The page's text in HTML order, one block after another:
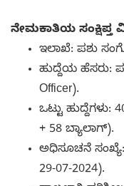
ನೇಮಕಾತಿಯ ಸಂಕ್ಷಿಪ್ತ
ಇಲಾಖೆ: ಪಶು
ಹುದ್ದೆಯ ಹೆಸರು:
Officer).
ಒಟ್ಟು
+ 58 ಬ್ಯಾಲಾಗ್).
ಅಧಿಸೂಚನೆ
29-07-2024).